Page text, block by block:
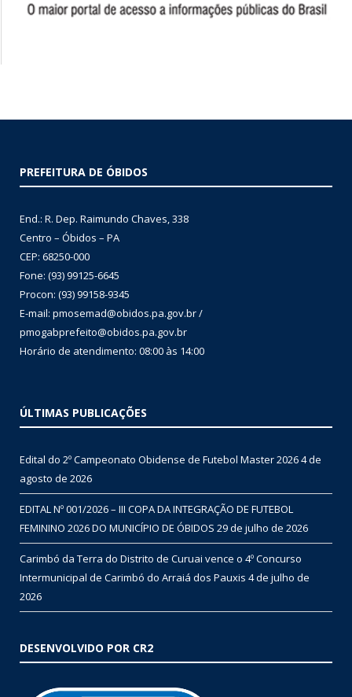
PREFEITURA DE ÓBIDOS
End.: R. Dep. Raimundo Chaves, 338
Centro – Óbidos – PA
CEP: 68250-000
Fone: (93) 99125-6645
Procon: (93) 99158-9345
E-mail: pmosemad@obidos.pa.gov.br /
pmogabprefeito@obidos.pa.gov.br
Horário de atendimento: 08:00 às 14:00
ÚLTIMAS PUBLICAÇÕES
Edital do 2º Campeonato Obidense de Futebol Master 20264 de
agosto de 2026
EDITAL Nº 001/2026 – III COPA DA INTEGRAÇÃO DE FUTEBOL
FEMININO 2026 DO MUNICÍPIO DE ÓBIDOS 29 de julho de 2026
Carimbó da Terra do Distrito de Curuai vence o 4º Concurso
Intermunicipal de Carimbó do Arraiá dos Pauxis 4 de julho de
2026
DESENVOLVIDO POR CR2